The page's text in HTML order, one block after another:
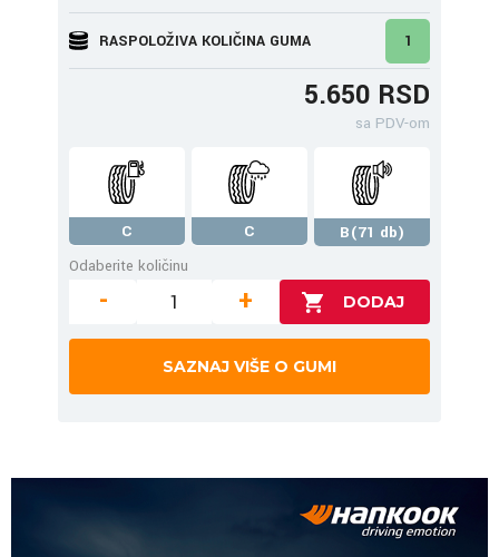
RASPOLOŽIVA KOLIČINA GUMA 1
5.650 RSD
sa PDV-om
C C
B(71 db)
Odaberite količinu
- +
SAZNAJ VIŠE O GUMI